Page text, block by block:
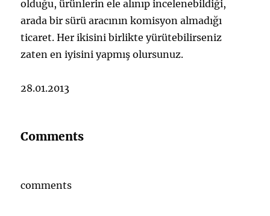
olduğu, ürünlerin ele alınıp incelenebildiği,
arada bir sürü aracının komisyon almadığı
ticaret. Her ikisini birlikte yürütebilirseniz
zaten en iyisini yapmış olursunuz.
28.01.2013
Comments
comments